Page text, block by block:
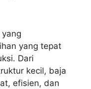
yang tepat
Dari
kecil, baja
efisien, dan